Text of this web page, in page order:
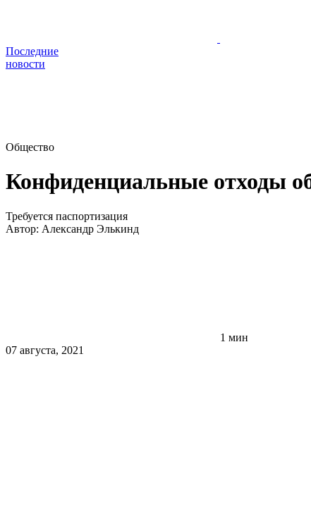
Последние
новости
Общество
Конфиденциальные отходы
Требуется паспортизация
Автор: Александр Элькинд
1 мин
07 августа, 2021